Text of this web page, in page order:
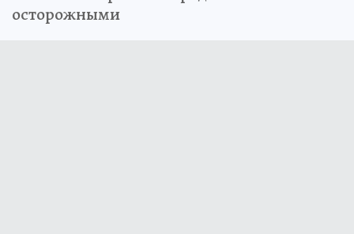
осторожными